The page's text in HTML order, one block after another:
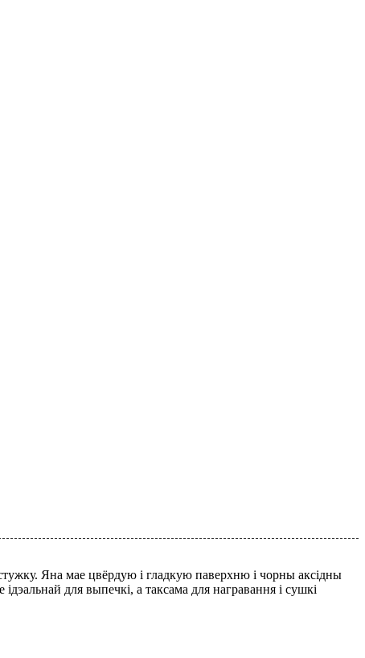
Яна мае цвёрдую і гладкую паверхню і чорны аксідны
для выпечкі, а таксама для награвання і сушкі